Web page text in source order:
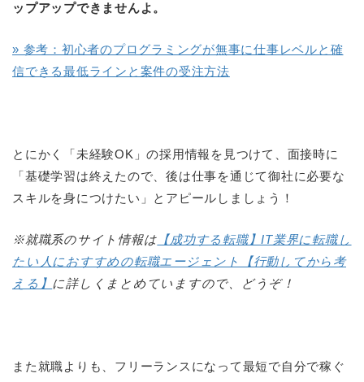
ップアップできませんよ。
» 参考：初心者のプログラミングが無事に仕事レベルと確
信できる最低ラインと案件の受注方法
とにかく「未経験OK」の採用情報を見つけて、面接時に
「基礎学習は終えたので、後は仕事を通じて御社に必要な
スキルを身につけたい」とアピールしましょう！
※就職系のサイト情報は 【成功する転職】IT業界に転職し
たい人におすすめの転職エージェント【行動してから考
える】 に詳しくまとめていますので、どうぞ！
また就職よりも、フリーランスになって最短で自分で稼ぐ